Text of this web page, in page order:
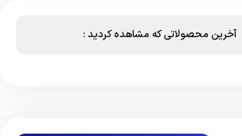
آخرین محصولاتی که مشاهده کردید :